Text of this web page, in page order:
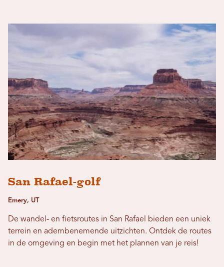
San Rafael-golf
Emery, UT
De wandel- en fietsroutes in San Rafael bieden een uniek
terrein en adembenemende uitzichten. Ontdek de routes
in de omgeving en begin met het plannen van je reis!